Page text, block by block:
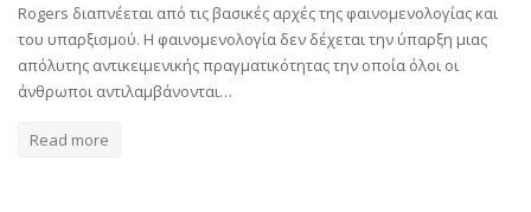
Rogers διαπνέεται από τις βασικές αρχές της φαινομενολογίας και
του υπαρξισμού. Η φαινομενολογία δεν δέχεται την ύπαρξη μιας
απόλυτης αντικειμενικής πραγματικότητας την οποία όλοι οι
άνθρωποι αντιλαμβάνονται…
Read more